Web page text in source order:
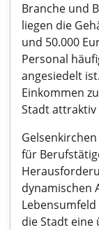
Branche und
liegen die
und 50.000
Personal
angesiedelt
Einkommen
Stadt
für
dynamischen
die Stadt